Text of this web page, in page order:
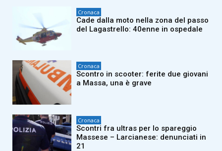
Cronaca
Cade dalla moto nella zona del passo
del Lagastrello: 40enne in ospedale
Cronaca
Scontro in scooter: ferite due giovani
a Massa, una è grave
Cronaca
Scontri fra ultras per lo spareggio
Massese – Larcianese: denunciati in
21